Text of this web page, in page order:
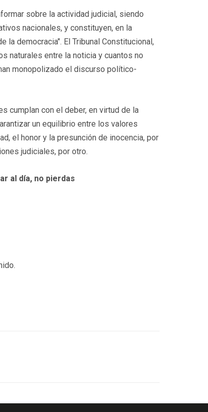
sobre la actividad judicial, siendo
nacionales, y constituyen, en la
la democracia". El Tribunal Constitucional,
naturales entre la noticia y cuantos no
monopolizado el discurso político-
cumplan con el deber, en virtud de la
un equilibrio entre los valores
el honor y la presunción de inocencia, por
judiciales, por otro.
al día, no pierdas